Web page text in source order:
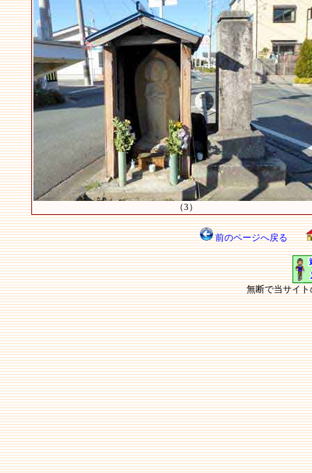
（3）
前のページへ戻る
無断で当サイ